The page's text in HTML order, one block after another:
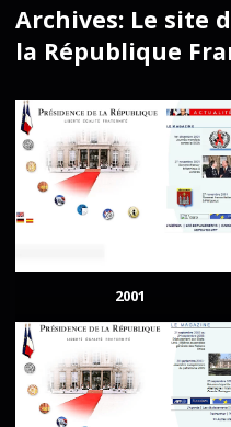
Archives: Le site
la République
2001